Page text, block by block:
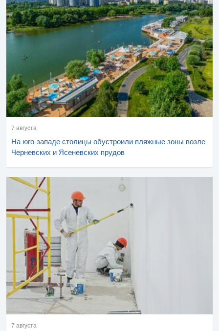
7 августа
На юго-западе столицы обустроили пляжные зоны возле
Черневских и Ясеневских прудов
7 августа